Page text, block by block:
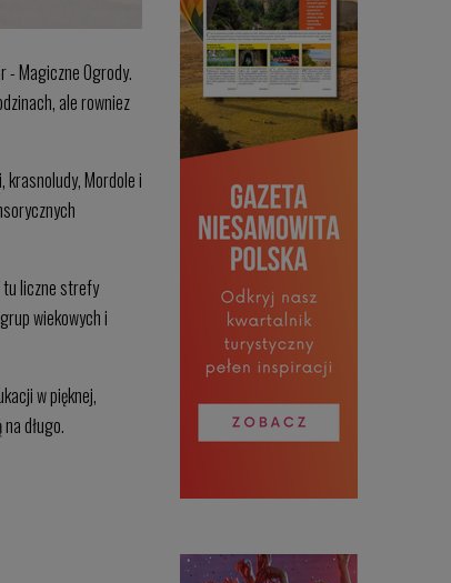
- Magiczne Ogrody.
ale rowniez
krasnoludy, Mordole i
tu liczne strefy
wiekowych i
w pięknej,
długo.